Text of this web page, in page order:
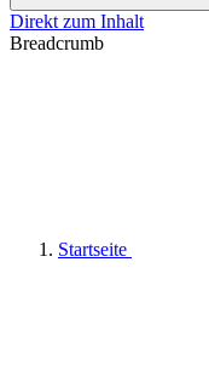
Direkt zum Inhalt
Breadcrumb
Startseite